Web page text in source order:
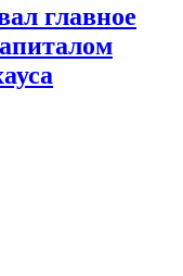
главное